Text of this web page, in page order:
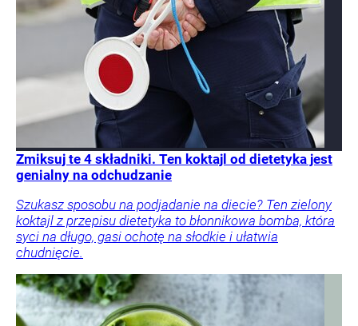
Zmiksuj te 4 składniki. Ten koktajl od dietetyka jest
genialny na odchudzanie
Szukasz sposobu na podjadanie na diecie? Ten zielony
koktajl z przepisu dietetyka to błonnikowa bomba, która
syci na długo, gasi ochotę na słodkie i ułatwia
chudnięcie.